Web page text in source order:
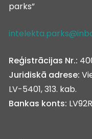
parks”
Reģistrācijas Nr.:
Juridiskā adrese:
LV-5401, 313. kab.
Bankas konts: